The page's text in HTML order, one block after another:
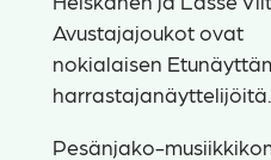
Avustajajoukot ovat
nokialaisen
Pesänjako-